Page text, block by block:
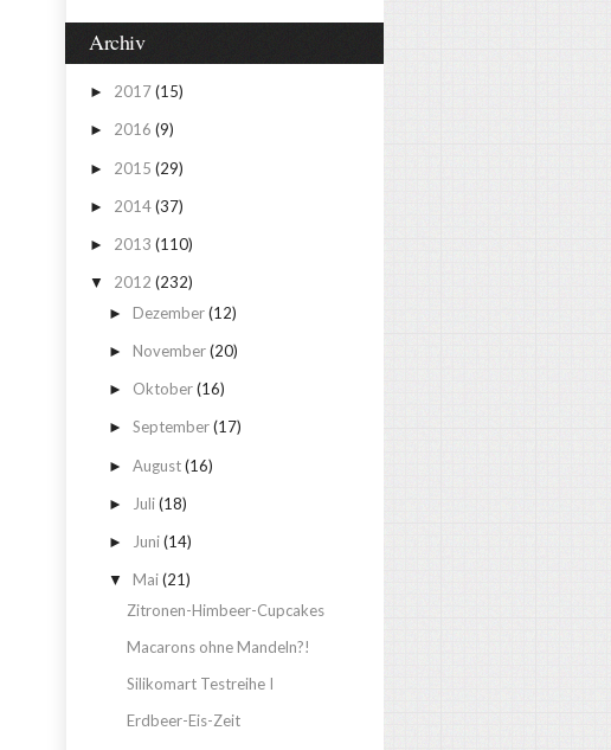
Archiv
► 2017(15)
► 2016 (9)
► 2015 (29)
► 2014(37)
► 2013 (110)
▼ 2012 (232)
► Dezember(12)
► November(20)
► Oktober(16)
► September(17)
► August(16)
► Juli(18)
► Juni(14)
▼ Mai(21)
Zitronen-Himbeer-Cupcakes
Macarons ohne Mandeln?!
Silikomart Testreihe I
Erdbeer-Eis-Zeit